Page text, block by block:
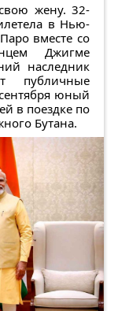
жену. 32-
в Нью-
вместе со
Джигме
наследник
публичные
юный
в поездке по
Бутана.